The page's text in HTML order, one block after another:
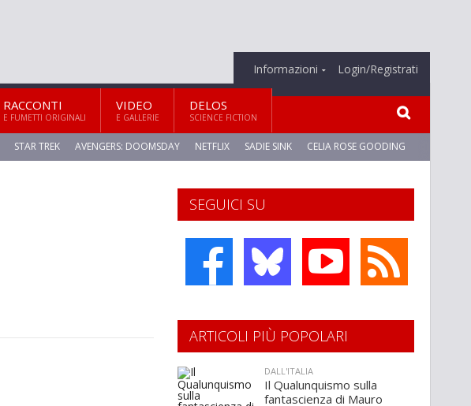
Informazioni Login/Registrati
RACCONTI
E FUMETTI ORIGINALI
VIDEO
E GALLERIE
DELOS
SCIENCE FICTION
STAR TREK AVENGERS: DOOMSDAY NETFLIX SADIE SINK CELIA ROSE GOODING
SEGUICI SU
ARTICOLI PIÙ POPOLARI
DALL'ITALIA
Il Qualunquismo sulla
fantascienza di Mauro